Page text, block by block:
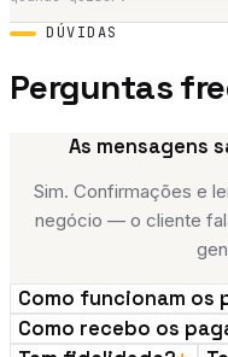
DÚVIDAS
Perguntas
As mensagens
Sim. Confirmações e
negócio — o cliente
Como funcionam os
Como recebo os